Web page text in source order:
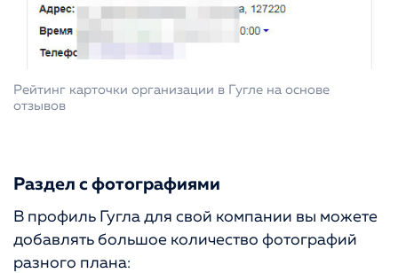
Рейтинг карточки организации в Гугле на основе
отзывов
Раздел с фотографиями
В профиль Гугла для свой компании вы можете
добавлять большое количество фотографий
разного плана: